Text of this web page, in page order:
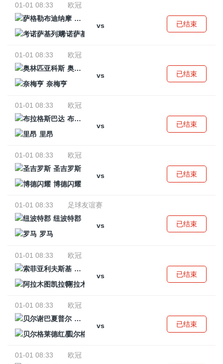
01-01 08:33
欧冠
萨格勒布迪纳摩
vs
考诺萨基列斯
已结束
01-01 08:33
欧冠
奥林匹亚科斯
vs
奈梅亨
已结束
01-01 08:33
欧冠
布拉格斯巴达
vs
里昂
已结束
01-01 08:33
欧冠
圣吉罗斯
vs
博德闪耀
已结束
01-01 08:33
足球友谊赛
纽波特郡
vs
罗马
已结束
01-01 08:33
欧冠
索菲亚利夫斯基
vs
阿拉木图凯拉特
已结束
01-01 08:33
欧冠
贝尔谢巴夏普尔
vs
贝尔格莱德红星
已结束
01-01 08:33
欧冠